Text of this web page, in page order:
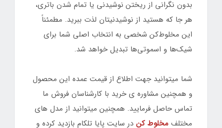
بدون نگرانی از ریختن نوشیدنی یا تمام شدن باتری،
هر جا که هستید از نوشیدنیتان لذت ببرید. مطمئناً
این مخلوط‌کن شخصی به انتخاب اصلی شما برای
شیک‌ها و اسموتی‌ها تبدیل خواهد شد.
شما میتوانید جهت اطلاع از قیمت عمده این محصول
و همچنین مشاوره ی خرید با کارشناسان فروش ما
تماس حاصل فرمایید. همچنین میتوانید از مدل های
مختلف مخلوط کن در سایت پایا تلکام بازدید کرده و